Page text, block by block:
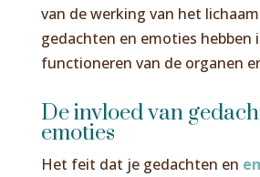
van de werking van het
gedachten en emoties hebben
functioneren van de organen
De invloed van
emoties
Het feit dat je gedachten en